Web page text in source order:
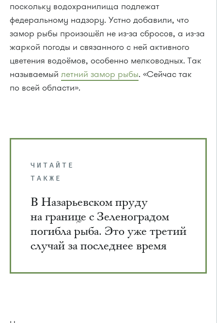
поскольку водохранилища подлежат
федеральному надзору. Устно добавили, что
замор рыбы произошёл не из-за сбросов, а из-за
жаркой погоды и связанного с ней активного
цветения водоёмов, особенно мелководных. Так
называемый летний замор рыбы. «Сейчас так
по всей области».
ЧИТАЙТЕ
ТАКЖЕ
В Назарьевском пруду
на границе с Зеленоградом
погибла рыба. Это уже третий
случай за последнее время